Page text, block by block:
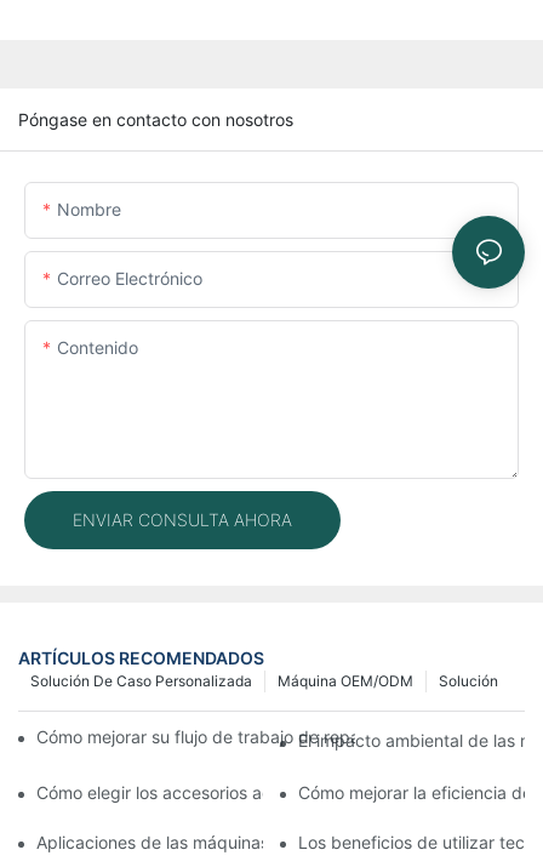
Póngase en contacto con nosotros
Nombre
Correo Electrónico
Contenido
ENVIAR CONSULTA AHORA
ARTÍCULOS RECOMENDADOS
Solución
Máquina OEM/ODM
Solución De Caso Personalizada
Cómo mejorar su flujo de trabajo de reparación de móviles con
El impacto ambiental de las
Cómo elegir los accesorios adecuados para la máquina de
Cómo mejorar la eficiencia de
Aplicaciones de las máquinas de reparación de teléfonos en el
Los beneficios de utilizar